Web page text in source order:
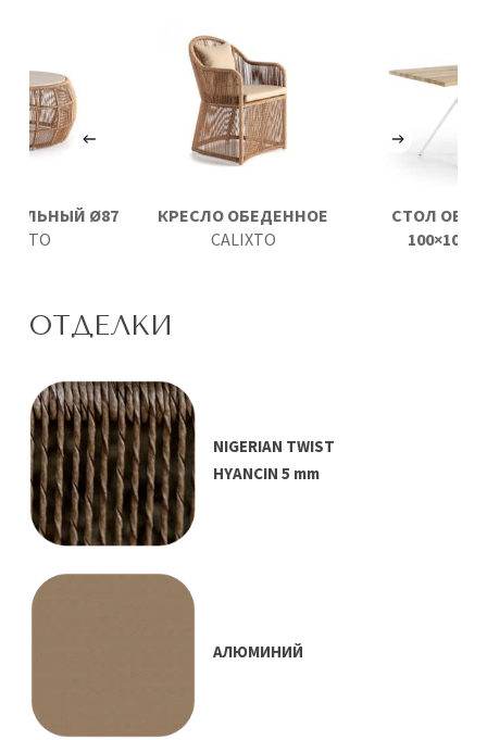
КРЕСЛО ОБЕДЕННОЕ
CALIXTO
СТОЛ
100×100
Ø87
ОТДЕЛКИ
NIGERIAN TWIST
HYANCIN 5 mm
АЛЮМИНИЙ